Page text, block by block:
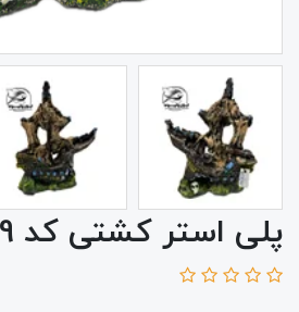
پلی استر کشتی کد 139